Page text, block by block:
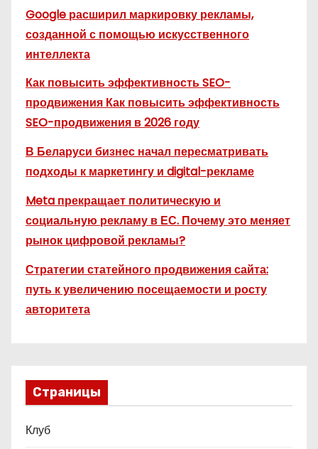
Google расширил маркировку рекламы,
созданной с помощью искусственного
интеллекта
Как повысить эффективность SEO-
продвижения Как повысить эффективность
SEO-продвижения в 2026 году
В Беларуси бизнес начал пересматривать
подходы к маркетингу и digital-рекламе
Meta прекращает политическую и
социальную рекламу в ЕС. Почему это меняет
рынок цифровой рекламы?
Стратегии статейного продвижения сайта:
путь к увеличению посещаемости и росту
авторитета
Страницы
Клуб